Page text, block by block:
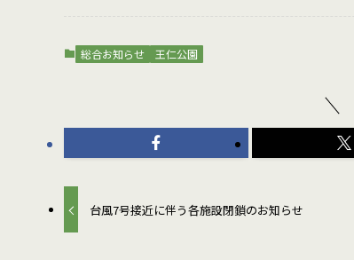
総合お知らせ 王仁公園
台風7号接近に伴う各施設閉鎖のお知らせ